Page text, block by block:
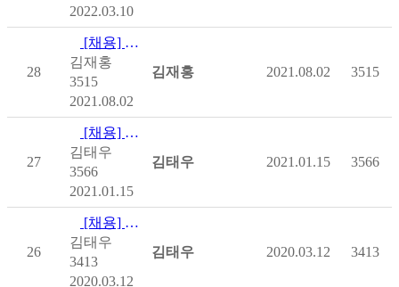
2022.03.10
28
[채용] 사)한국척수장애인협회 2021년 제2차 직원 채용공고
김재홍
3515
2021.08.02
김재홍 2021.08.02 3515
27
[채용] (사)한국척수장애인협회 2021년 제1차 직원채용 공고
김태우
3566
2021.01.15
김태우 2021.01.15 3566
26
[채용] [마감]사)한국척수장애인협회 2020년 제1차 직원채용…
김태우
3413
2020.03.12
김태우 2020.03.12 3413